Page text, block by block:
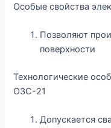
Особые свойства
Позволяют
поверхности
Технологические
ОЗС-21
Допускается